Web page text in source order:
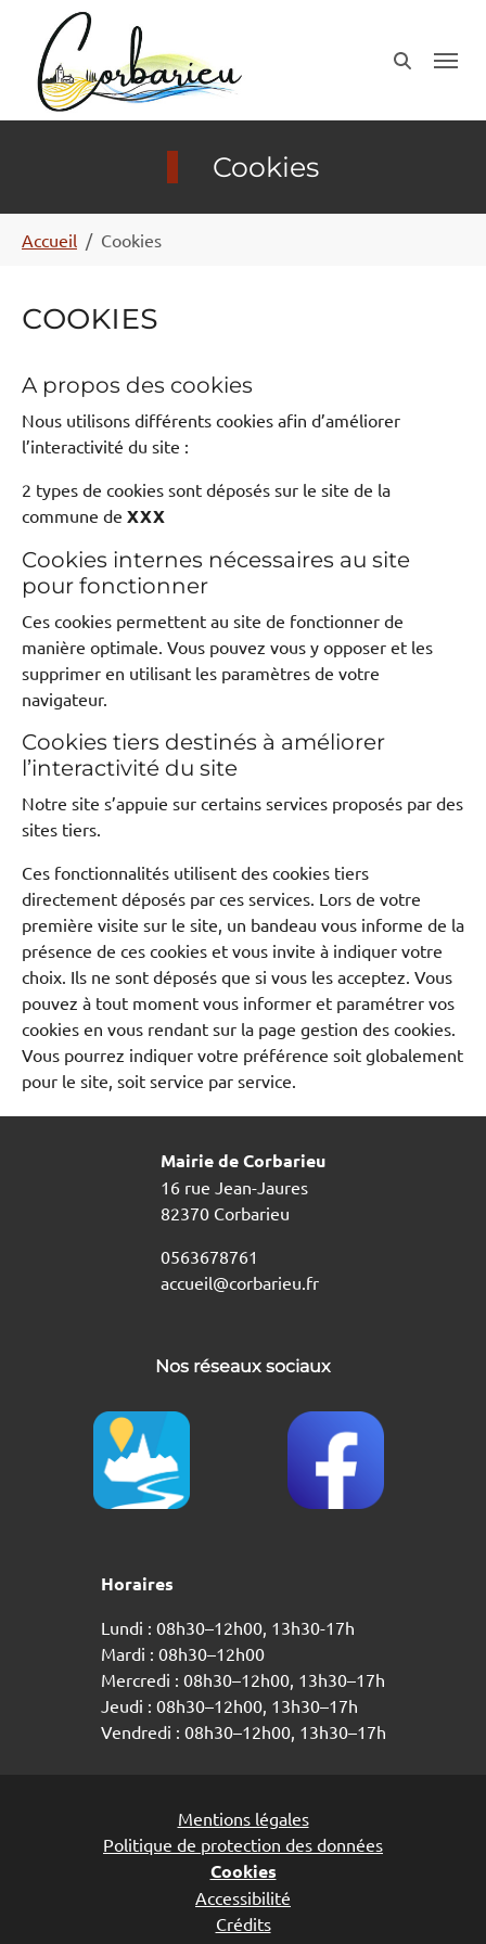
Aller au contenu principal
Cookies
Accueil Cookies
Cookies
A propos des cookies
Nous utilisons différents cookies afin d’améliorer
l’interactivité du site :
2 types de cookies sont déposés sur le site de la
commune de XXX
Cookies internes nécessaires au site
pour fonctionner
Ces cookies permettent au site de fonctionner de
manière optimale. Vous pouvez vous y opposer et les
supprimer en utilisant les paramètres de votre
navigateur.
Cookies tiers destinés à améliorer
l’interactivité du site
Notre site s’appuie sur certains services proposés par des
sites tiers.
Ces fonctionnalités utilisent des cookies tiers
directement déposés par ces services. Lors de votre
première visite sur le site, un bandeau vous informe de la
présence de ces cookies et vous invite à indiquer votre
choix. Ils ne sont déposés que si vous les acceptez. Vous
pouvez à tout moment vous informer et paramétrer vos
cookies en vous rendant sur la page gestion des cookies.
Vous pourrez indiquer votre préférence soit globalement
pour le site, soit service par service.
Mairie de Corbarieu
16 rue Jean-Jaures
82370 Corbarieu
0563678761
accueil@corbarieu.fr
Nos réseaux sociaux
Horaires
Lundi : 08h30–12h00, 13h30-17h
Mardi : 08h30–12h00
Mercredi : 08h30–12h00, 13h30–17h
Jeudi : 08h30–12h00, 13h30–17h
Vendredi : 08h30–12h00, 13h30–17h
Mentions légales
Politique de protection des données
Cookies
Accessibilité
Crédits
Panneau de gestion des cookies